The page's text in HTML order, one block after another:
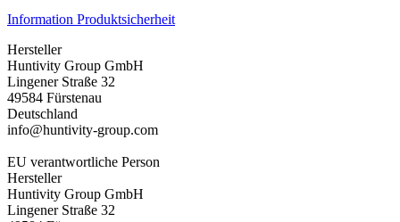
Information Produktsicherheit
Hersteller
Huntivity Group GmbH
Lingener Straße 32
49584 Fürstenau
Deutschland
info@huntivity-group.com
EU verantwortliche Person
Hersteller
Huntivity Group GmbH
Lingener Straße 32